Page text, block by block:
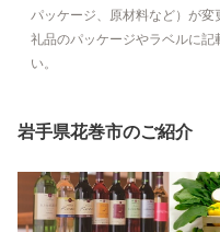
パッケージ、原材料など）が
礼品のパッケージやラベルに
い。
岩手県花巻市のご紹介